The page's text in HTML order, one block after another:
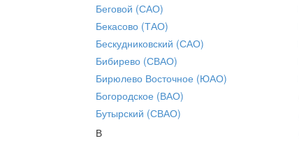
Беговой (САО)
Бекасово (ТАО)
Бескудниковский (САО)
Бибирево (СВАО)
Бирюлево Восточное (ЮАО)
Богородское (ВАО)
Бутырский (СВАО)
В